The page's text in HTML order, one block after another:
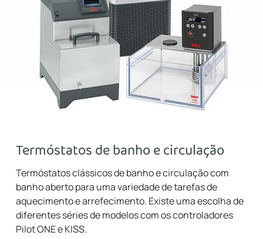
Termóstatos de banho e circulação
Termóstatos clássicos de banho e circulação com
banho aberto para uma variedade de tarefas de
aquecimento e arrefecimento. Existe uma escolha de
diferentes séries de modelos com os controladores
Pilot ONE e KISS.